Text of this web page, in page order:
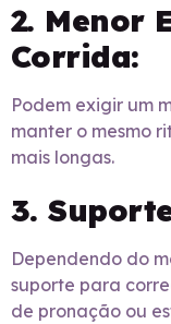
2. Menor
Corrida:
Podem exigir um
manter o mesmo
mais longas.
3.
Dependendo do
suporte para
de pronação ou